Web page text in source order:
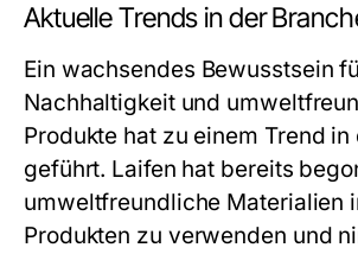
Aktuelle Trends in der
Ein wachsendes Bewusstsein
Nachhaltigkeit und
Produkte hat zu einem Trend in
geführt. Laifen hat bereits
umweltfreundliche Materialien
Produkten zu verwenden und